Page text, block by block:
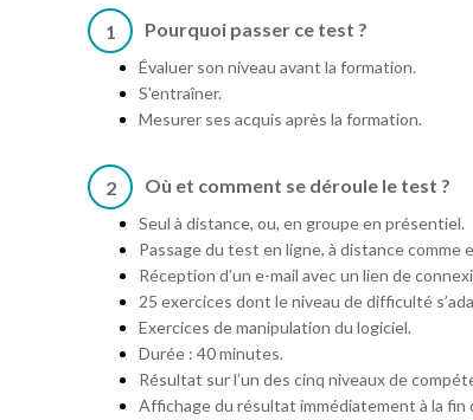
1 Pourquoi passer ce test ?
Évaluer son niveau avant la formation.
S'entraîner.
Mesurer ses acquis après la formation.
2 Où et comment se déroule le test ?
Seul à distance, ou, en groupe en présentiel.
Passage du test en ligne, à distance comme
Réception d’un e-mail avec un lien de
25 exercices dont le niveau de difficulté
Exercices de manipulation du logiciel.
Durée : 40 minutes.
Résultat sur l’un des cinq niveaux de
Affichage du résultat immédiatement à la fin